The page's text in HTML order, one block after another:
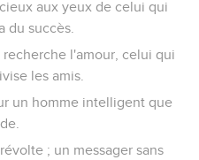
aux yeux de celui qui
du succès.
l'amour, celui qui
les amis.
un homme intelligent que
; un messager sans